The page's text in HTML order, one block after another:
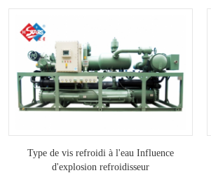
Type de vis refroidi à l'eau Influence
d'explosion refroidisseur